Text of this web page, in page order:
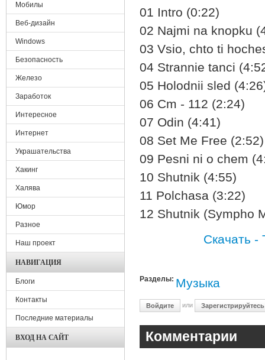
01 Intro (0:22)
02 Najmi na knopku
03 Vsio, chto ti
04 Strannie tanci
05 Holodnii sled
06 Cm - 112 (2:24)
07 Odin (4:41)
08 Set Me Free (2:52)
09 Pesni ni o chem
10 Shutnik (4:55)
11 Polchasa (3:22)
12 Shutnik (Sympho
Скачать -
Разделы: Музыка
Войдите или Зарегистрируйтесь
Комментарии
Мобилы
Веб-дизайн
Windows
Безопасность
Железо
Заработок
Интересное
Интернет
Украшательства
Хакинг
Халява
Юмор
Разное
Наш проект
НАВИГАЦИЯ
Блоги
Контакты
Последние материалы
ВХОД НА САЙТ